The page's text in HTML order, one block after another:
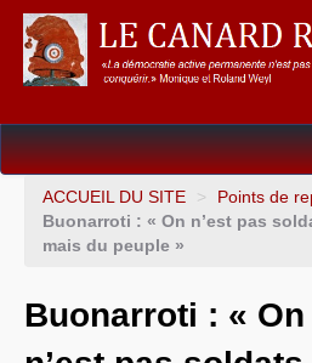
Dossiers
L’Union européenne
ACCUEIL DU SITE > Points de
Buonarroti : « On n’est pas
mais du peuple »
Buonarroti : « On